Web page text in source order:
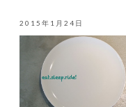
2015年1月24日